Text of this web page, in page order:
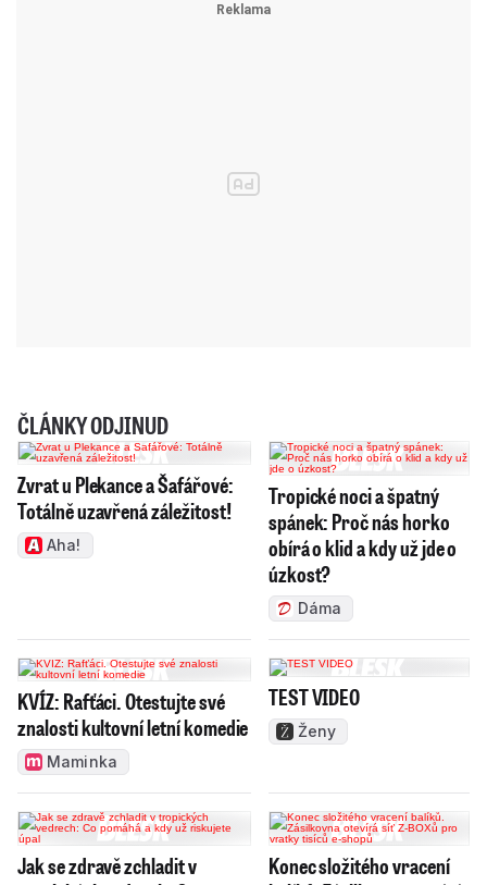
ČLÁNKY ODJINUD
Zvrat u Plekance a Šafářové:
Totálně uzavřená záležitost!
Aha!
Tropické noci a špatný
spánek: Proč nás horko
obírá o klid a kdy už jde o
úzkost?
Dáma
KVÍZ: Rafťáci. Otestujte své
znalosti kultovní letní komedie
Maminka
TEST VIDEO
Ženy
Jak se zdravě zchladit v
Konec složitého vracení